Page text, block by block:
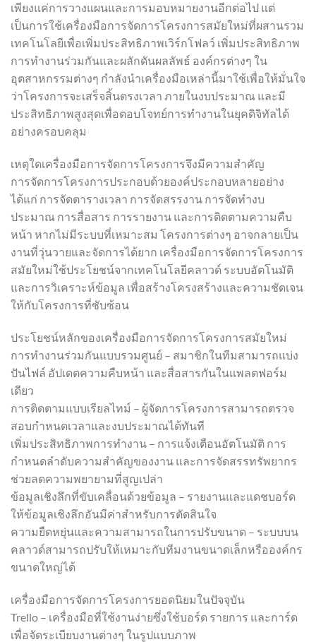
เพียงแค่การวางแผนและการมอบหมายงานอีกต่อไป แต่
เป็นการใช้เครื่องมือการจัดการโครงการสมัยใหม่ที่ผสานรวม
เทคโนโลยีเพื่อเพิ่มประสิทธิภาพเวิร์กโฟลว์ เพิ่มประสิทธิภาพ
การทำงานร่วมกันและผลักดันผลลัพธ์ องค์กรต่างๆ ใน
อุตสาหกรรมต่างๆ กำลังนำเครื่องมือเหล่านี้มาใช้เพื่อให้มั่นใจ
ว่าโครงการจะเสร็จสิ้นตรงเวลา ภายในงบประมาณ และมี
ประสิทธิภาพสูงสุดเพื่อตอบโจทย์การทำงานในยุคดิจิทัลได้
อย่างครอบคลุม
เหตุใดเครื่องมือการจัดการโครงการจึงมีความสำคัญ
การจัดการโครงการประกอบด้วยองค์ประกอบหลายอย่าง
ได้แก่ การจัดตารางเวลา การจัดสรรงาน การจัดทำงบ
ประมาณ การสื่อสาร การรายงาน และการติดตามความคืบ
หน้า หากไม่มีระบบที่เหมาะสม โครงการต่างๆ อาจกลายเป็น
งานที่วุ่นวายและจัดการได้ยาก เครื่องมือการจัดการโครงการ
สมัยใหม่ใช้ประโยชน์จากเทคโนโลยีคลาวด์ ระบบอัตโนมัติ
และการวิเคราะห์ข้อมูล เพื่อสร้างโครงสร้างและความชัดเจน
ให้กับโครงการที่ซับซ้อน
ประโยชน์หลักของเครื่องมือการจัดการโครงการสมัยใหม่
การทำงานร่วมกันแบบรวมศูนย์ – สมาชิกในทีมสามารถแบ่ง
ปันไฟล์ อัปเดตความคืบหน้า และสื่อสารกันในแพลตฟอร์ม
เดียว
การติดตามแบบเรียลไทม์ – ผู้จัดการโครงการสามารถตรวจ
สอบกำหนดเวลาและงบประมาณได้ทันที
เพิ่มประสิทธิภาพการทำงาน – การแจ้งเตือนอัตโนมัติ การ
กำหนดลำดับความสำคัญของงาน และการจัดสรรทรัพยากร
ช่วยลดความพยายามที่สูญเปล่า
ข้อมูลเชิงลึกที่ขับเคลื่อนด้วยข้อมูล – รายงานและแดชบอร์ด
ให้ข้อมูลเชิงลึกอันมีค่าสำหรับการตัดสินใจ
ความยืดหยุ่นและความสามารถในการปรับขนาด – ระบบบน
คลาวด์สามารถปรับให้เหมาะกับทีมงานขนาดเล็กหรือองค์กร
ขนาดใหญ่ได้
เครื่องมือการจัดการโครงการยอดนิยมในปัจจุบัน
Trello – เครื่องมือที่ใช้งานง่ายซึ่งใช้บอร์ด รายการ และการ์ด
เพื่อจัดระเบียบงานต่างๆ ในรูปแบบภาพ